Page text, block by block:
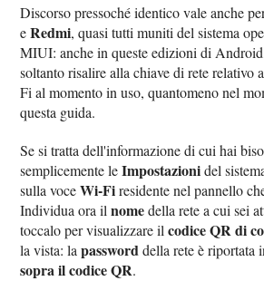
Discorso pressoché identico vale anche
eRedmi, quasi tutti muniti del sistema
MIUI: anche in queste edizioni di
soltanto risalire alla chiave di rete relativo
Fi al momento in uso, quantomeno nel
questa guida.
Se si tratta dell'informazione di cui hai
semplicemente leImpostazionidel
sulla voceWi-Firesidente nel pannello
Individua ora ilnomedella rete a cui sei
toccalo per visualizzare ilcodice QR di
la vista: lapassword della rete è riportata
sopra il codice QR.